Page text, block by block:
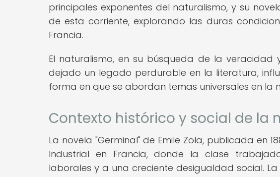
principales exponentes del naturalismo, y su
de esta corriente, explorando las duras
Francia.
El naturalismo, en su búsqueda de la
dejado un legado perdurable en la literatura,
forma en que se abordan temas universales en la
Contexto histórico y social de la
La novela "Germinal" de Emile Zola, publicada en
Industrial en Francia, donde la clase
laborales y a una creciente desigualdad social.